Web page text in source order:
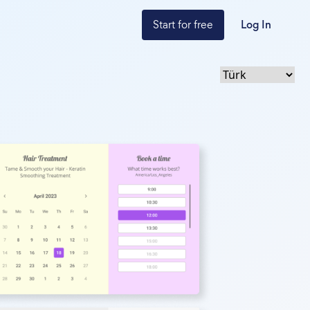
Start for free Log In